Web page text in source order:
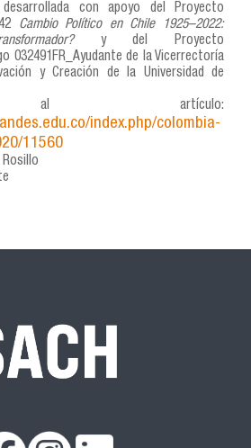
con apoyo del Proyecto
Cambio Político en Chile 1925–2022:
y del Proyecto
032491FR_Ayudante de la Vicerrectoría
y Creación de la Universidad de
al artículo:
index.php/colombia-
11560